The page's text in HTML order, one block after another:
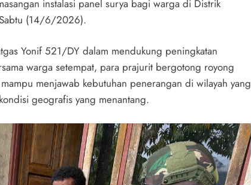
instalasi panel surya bagi warga di Distrik
Sabtu (14/6/2026).
Yonif 521/DY dalam mendukung peningkatan
warga setempat, para prajurit bergotong royong
menjawab kebutuhan penerangan di wilayah yang
geografis yang menantang.